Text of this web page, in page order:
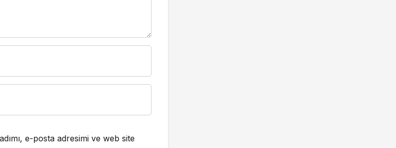
e-posta adresimi ve web site